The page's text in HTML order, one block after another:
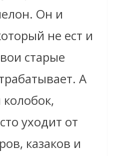
Он и
не ест и
старые
А
уходит от
казаков и